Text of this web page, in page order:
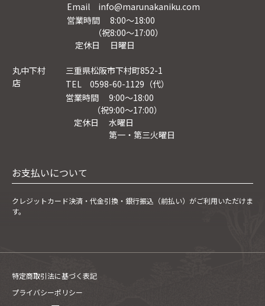
Email info@marunakaniku.com
営業時間 8:00～18:00
（祝8:00〜17:00）
定休日 日曜日
丸中下村
店
三重県松阪市下村町852-1
TEL 0598-60-1129（代）
営業時間 9:00～18:00
（祝9:00〜17:00）
定休日 水曜日
第一・第三火曜日
お支払いについて
クレジットカード決済・ 代金引換・銀行振込（前払い）がご利用いただけま
す。
特定商取引法に基づく表記
プライバシーポリシー